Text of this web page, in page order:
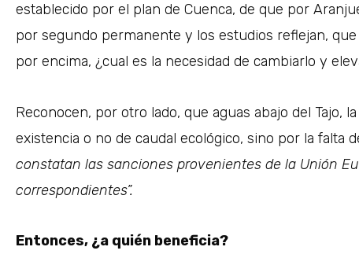
establecido por el plan de Cuenca, de que por
por segundo permanente y los estudios reflejan,
por encima, ¿cual es la necesidad de cambiarlo y
Reconocen, por otro lado, que aguas abajo del Tajo,
existencia o no de caudal ecológico, sino por la falta
constatan las sanciones provenientes de la Unión
correspondientes”.
Entonces, ¿a quién beneficia?